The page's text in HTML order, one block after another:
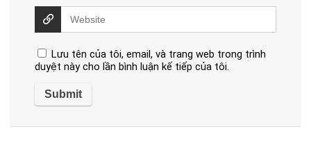
Lưu tên của tôi, email, và trang web trong trình
duyệt này cho lần bình luận kế tiếp của tôi.